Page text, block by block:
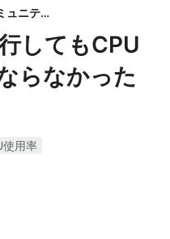
富士通 ソフトウェア技術者コミュニティ
してもCPU
らなかった
使用率